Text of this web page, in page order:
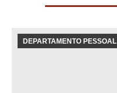
DEPARTAMENTO PESSOAL